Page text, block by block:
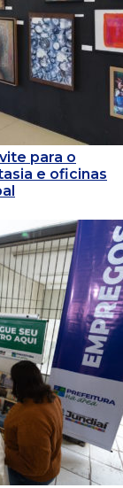
para o
e oficinas